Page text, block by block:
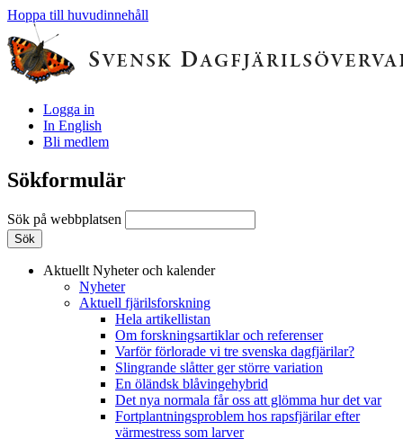
Hoppa till huvudinnehåll
Logga in
In English
Bli medlem
Sökformulär
Sök på webbplatsen
Aktuellt Nyheter och kalender
Nyheter
Aktuell fjärilsforskning
Hela artikellistan
Om forskningsartiklar och referenser
Varför förlorade vi tre svenska dagfjärilar?
Slingrande slåtter ger större variation
En öländsk blåvingehybrid
Det nya normala får oss att glömma hur det var
Fortplantningsproblem hos rapsfjärilar efter
värmestress som larver